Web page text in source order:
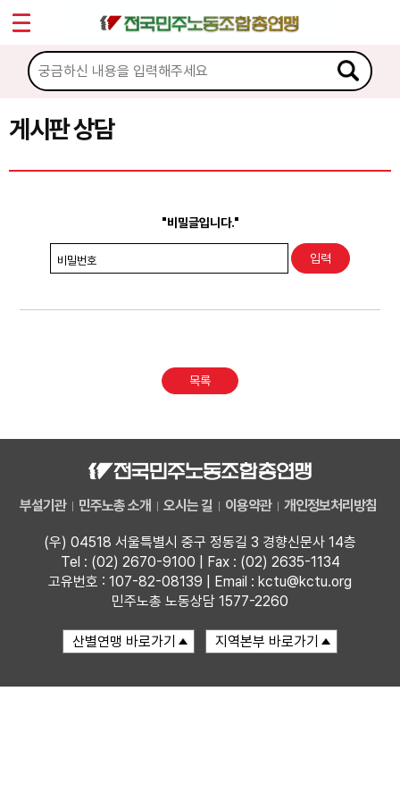
게시판 상담
"비밀글입니다."
비밀번호
목록
부설기관 민주노총 소개 오시는 길 이용약관 개인정보처리방침
(우) 04518 서울특별시 중구 정동길 3 경향신문사 14층
Tel : (02) 2670-9100 | Fax : (02) 2635-1134
고유번호 : 107-82-08139 | Email : kctu@kctu.org
민주노총 노동상담 1577-2260
마이페이지
소개
소식
노동상담
권리찾기수첩 검색
찾아보기
Sketchbook5, 스케치북5
Sketchbook5, 스케치북5